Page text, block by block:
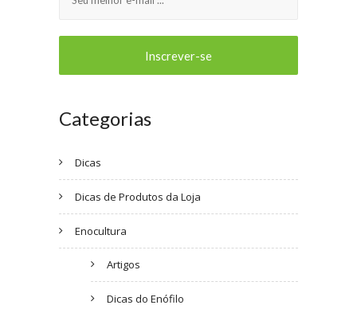
Categorias
Dicas
Dicas de Produtos da Loja
Enocultura
Artigos
Dicas do Enófilo